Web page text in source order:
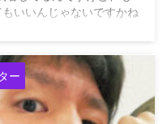
いいんじゃないですかね
ー